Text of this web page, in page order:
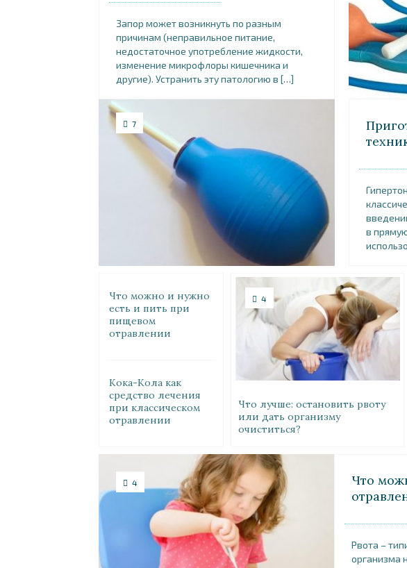
Запор может возникнуть по разным
причинам (неправильное питание,
недостаточное употребление жидкости,
изменение микрофлоры кишечника и
другие). Устранить эту патологию в […]
7
в
4
Что лучше: остановить рвоту
или дать организму
очиститься?
Что можно и нужно
есть и пить при
пищевом
отравлении
Кока-Кола как
средство лечения
при классическом
отравлении
4
Что
Рвота –
организма